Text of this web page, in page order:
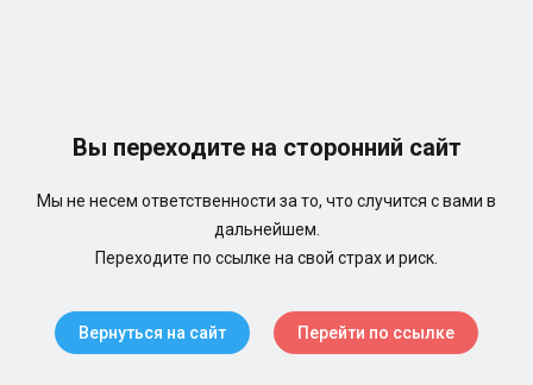
Вы переходите на сторонний сайт
Мы не несем ответственности за то, что случится с вами в
дальнейшем.
Переходите по ссылке на свой страх и риск.
Вернуться на сайт Перейти по ссылке